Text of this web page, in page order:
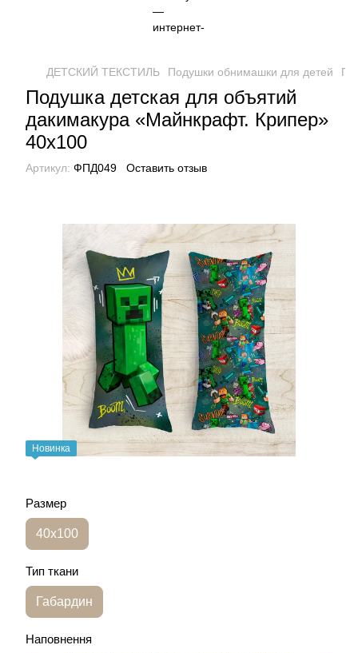
ДЕТСКИЙ ТЕКСТИЛЬ Подушки обнимашки для детей
Подушка детская для объятий
дакимакура «Майнкрафт. Крипер»
40х100
Артикул: ФПД049 Оставить отзыв
Новинка
Размер
40х100
Тип ткани
Габардин
Наповнення